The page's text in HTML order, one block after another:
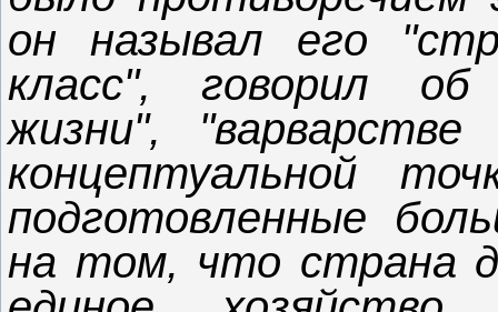
он называл его
класс", говорил об
жизни",
концептуальной
подготовленные
на том, что страна